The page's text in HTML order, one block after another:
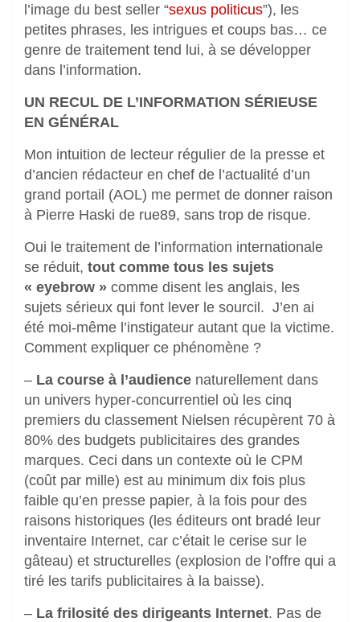
l’image du best seller “sexus politicus”), les
petites phrases, les intrigues et coups bas… ce
genre de traitement tend lui, à se développer
dans l’information.
UN RECUL DE L’INFORMATION SÉRIEUSE
EN GÉNÉRAL
Mon intuition de lecteur régulier de la presse et
d’ancien rédacteur en chef de l’actualité d’un
grand portail (AOL) me permet de donner raison
à Pierre Haski de rue89, sans trop de risque.
Oui le traitement de l’information internationale
se réduit, tout comme tous les sujets
« eyebrow » comme disent les anglais, les
sujets sérieux qui font lever le sourcil. J’en ai
été moi-même l’instigateur autant que la victime.
Comment expliquer ce phénomène ?
– La course à l’audience naturellement dans
un univers hyper-concurrentiel où les cinq
premiers du classement Nielsen récupèrent 70 à
80% des budgets publicitaires des grandes
marques. Ceci dans un contexte où le CPM
(coût par mille) est au minimum dix fois plus
faible qu’en presse papier, à la fois pour des
raisons historiques (les éditeurs ont bradé leur
inventaire Internet, car c’était le cerise sur le
gâteau) et structurelles (explosion de l’offre qui a
tiré les tarifs publicitaires à la baisse).
– La frilosité des dirigeants Internet. Pas de